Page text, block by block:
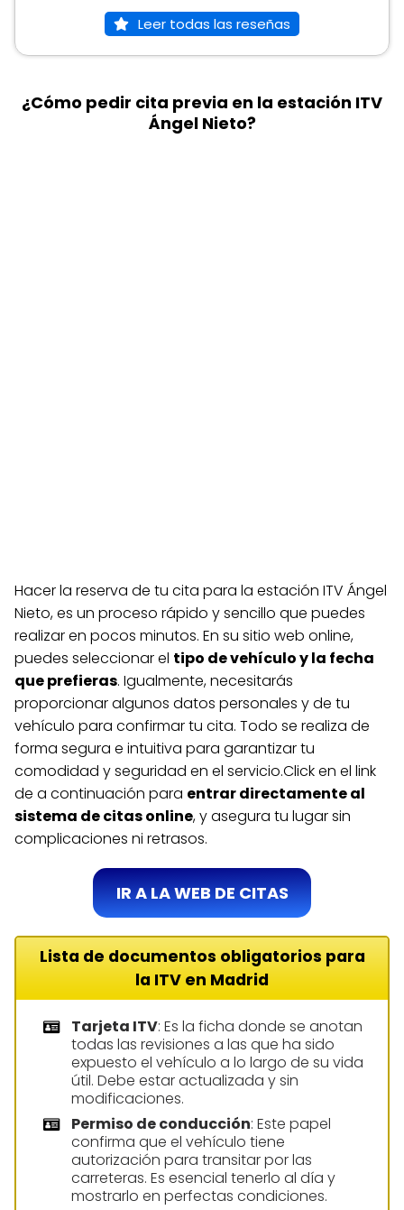
Leer todas las reseñas
¿Cómo pedir cita previa en la estación ITV
Ángel Nieto?
Hacer la reserva de tu cita para la estación ITV Ángel
Nieto, es un proceso rápido y sencillo que puedes
realizar en pocos minutos. En su sitio web online,
puedes seleccionar el tipo de vehículo y la fecha
que prefieras. Igualmente, necesitarás
proporcionar algunos datos personales y de tu
vehículo para confirmar tu cita. Todo se realiza de
forma segura e intuitiva para garantizar tu
comodidad y seguridad en el servicio.Click en el link
de a continuación para entrar directamente al
sistema de citas online, y asegura tu lugar sin
complicaciones ni retrasos.
IR A LA WEB DE CITAS
Lista de documentos obligatorios para
la ITV en Madrid
Tarjeta ITV: Es la ficha donde se anotan
todas las revisiones a las que ha sido
expuesto el vehículo a lo largo de su vida
útil. Debe estar actualizada y sin
modificaciones.
Permiso de conducción: Este papel
confirma que el vehículo tiene
autorización para transitar por las
carreteras. Es esencial tenerlo al día y
mostrarlo en perfectas condiciones.